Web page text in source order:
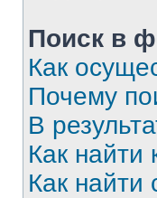
Поиск в
Как
Почему
В
Как найти
Как